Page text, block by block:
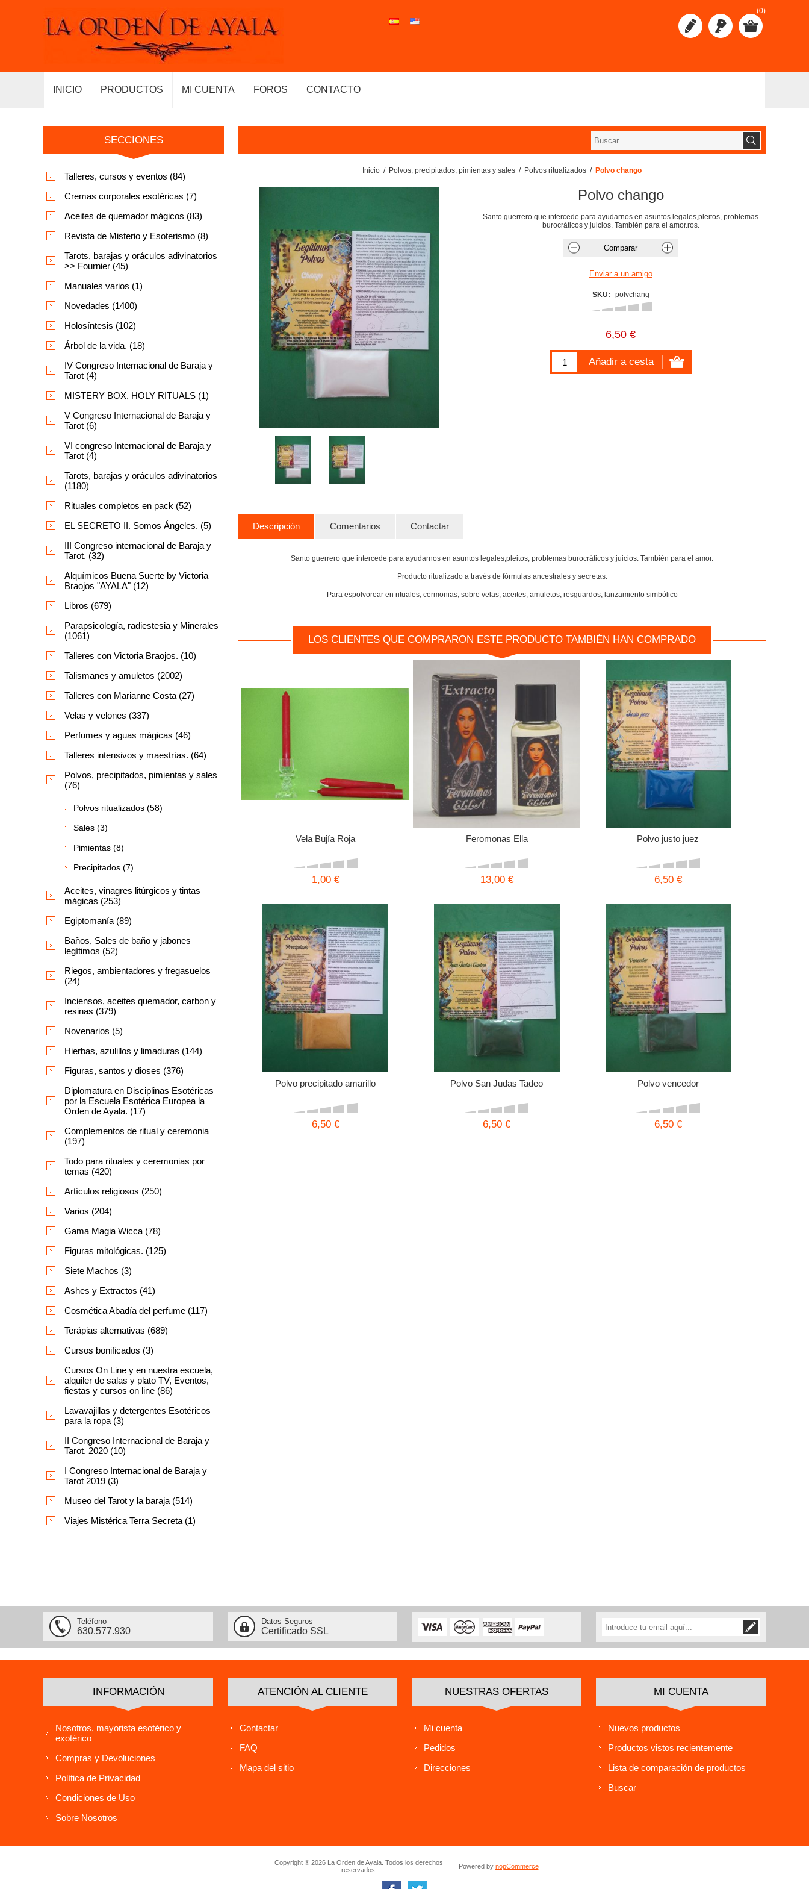
(0)
INICIO PRODUCTOS MI CUENTA FOROS CONTACTO
Inicio / Polvos, precipitados, pimientas y sales / Polvos ritualizados / Polvo chango
Polvo chango
Santo guerrero que intercede para ayudarnos en asuntos legales,pleitos, problemas
burocráticos y juicios. También para el amor.ros.
SKU: polvchang
6,50 €
Descripción Comentarios Contactar
Santo guerrero que intercede para ayudarnos en asuntos legales,pleitos, problemas burocráticos y juicios. También para el amor.
Producto ritualizado a través de fórmulas ancestrales y secretas.
Para espolvorear en rituales, cermonias, sobre velas, aceites, amuletos, resguardos, lanzamiento simbólico
LOS CLIENTES QUE COMPRARON ESTE PRODUCTO TAMBIÉN HAN COMPRADO
Vela Bujía Roja
1,00 €
Feromonas Ella
13,00 €
Polvo justo juez
6,50 €
Polvo precipitado amarillo
6,50 €
Polvo San Judas Tadeo
6,50 €
Polvo vencedor
6,50 €
SECCIONES
Talleres, cursos y eventos (84)
Cremas corporales esotéricas (7)
Aceites de quemador mágicos (83)
Revista de Misterio y Esoterismo (8)
Tarots, barajas y oráculos adivinatorios
>> Fournier (45)
Manuales varios (1)
Novedades (1400)
Holosíntesis (102)
Árbol de la vida. (18)
IV Congreso Internacional de Baraja y
Tarot (4)
MISTERY BOX. HOLY RITUALS (1)
V Congreso Internacional de Baraja y
Tarot (6)
VI congreso Internacional de Baraja y
Tarot (4)
Tarots, barajas y oráculos adivinatorios
(1180)
Rituales completos en pack (52)
EL SECRETO II. Somos Ángeles. (5)
III Congreso internacional de Baraja y
Tarot. (32)
Alquímicos Buena Suerte by Victoria
Braojos "AYALA" (12)
Libros (679)
Parapsicología, radiestesia y Minerales
(1061)
Talleres con Victoria Braojos. (10)
Talismanes y amuletos (2002)
Talleres con Marianne Costa (27)
Velas y velones (337)
Perfumes y aguas mágicas (46)
Talleres intensivos y maestrías. (64)
Polvos, precipitados, pimientas y sales
(76)
Polvos ritualizados (58)
Sales (3)
Pimientas (8)
Precipitados (7)
Aceites, vinagres litúrgicos y tintas
mágicas (253)
Egiptomanía (89)
Baños, Sales de baño y jabones
legítimos (52)
Riegos, ambientadores y fregasuelos
(24)
Inciensos, aceites quemador, carbon y
resinas (379)
Novenarios (5)
Hierbas, azulillos y limaduras (144)
Figuras, santos y dioses (376)
Diplomatura en Disciplinas Esotéricas
por la Escuela Esotérica Europea la
Orden de Ayala. (17)
Complementos de ritual y ceremonia
(197)
Todo para rituales y ceremonias por
temas (420)
Artículos religiosos (250)
Varios (204)
Gama Magia Wicca (78)
Figuras mitológicas. (125)
Siete Machos (3)
Ashes y Extractos (41)
Cosmética Abadía del perfume (117)
Terápias alternativas (689)
Cursos bonificados (3)
Cursos On Line y en nuestra escuela,
alquiler de salas y plato TV, Eventos,
fiestas y cursos on line (86)
Lavavajillas y detergentes Esotéricos
para la ropa (3)
II Congreso Internacional de Baraja y
Tarot. 2020 (10)
I Congreso Internacional de Baraja y
Tarot 2019 (3)
Museo del Tarot y la baraja (514)
Viajes Mistérica Terra Secreta (1)
Teléfono
630.577.930
Datos Seguros
Certificado SSL
INFORMACIÓN
Nosotros, mayorista esotérico y
exotérico
Compras y Devoluciones
Política de Privacidad
Condiciones de Uso
Sobre Nosotros
ATENCIÓN AL CLIENTE
Contactar
FAQ
Mapa del sitio
NUESTRAS OFERTAS
Mi cuenta
Pedidos
Direcciones
MI CUENTA
Nuevos productos
Productos vistos recientemente
Lista de comparación de productos
Buscar
Copyright ® 2026 La Orden de Ayala. Todos los derechos
reservados.
Powered by nopCommerce